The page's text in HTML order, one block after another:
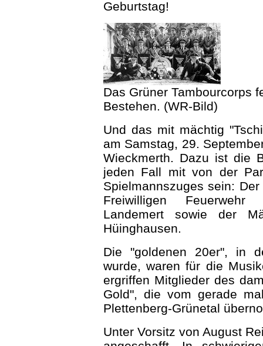
Geburtstag!
Das Grüner Tambourcorps
Bestehen. (WR-Bild)
Und das mit mächtig
am Samstag, 29.
Wieckmerth. Dazu ist die
jeden Fall mit von der
Spielmannszuges sein:
Freiwilligen Feuerwehr
Landemert sowie der
Hüinghausen.
Die "goldenen 20er", in
wurde, waren für die
ergriffen Mitglieder des
Gold", die vom gerade
Plettenberg-Grünetal
Unter Vorsitz von August